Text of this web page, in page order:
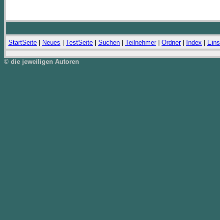
StartSeite Neues TestSeite Suchen Teilnehmer| Ordner| Index
© die jeweiligen Autoren